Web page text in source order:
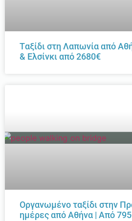
Tαξίδι στη Λαπωνία από
& Ελσίνκι από 2680€
Οργανωμένο ταξίδι στην
ημέρες από Αθήνα | Από